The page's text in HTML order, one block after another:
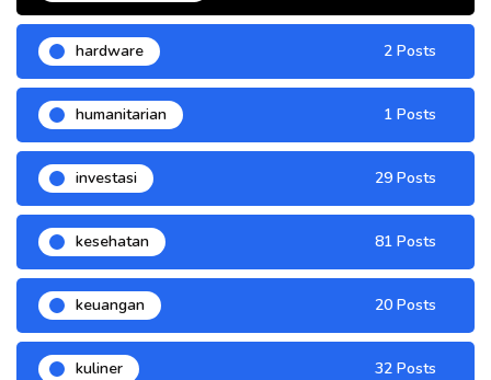
hardware 2 Posts
humanitarian 1 Posts
investasi 29 Posts
kesehatan 81 Posts
keuangan 20 Posts
kuliner 32 Posts